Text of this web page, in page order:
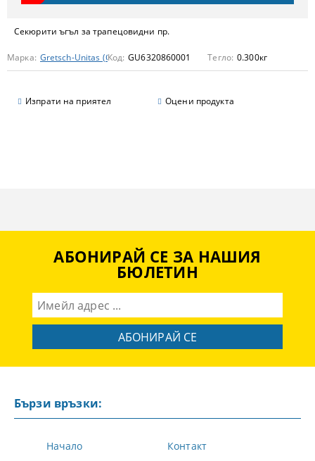
Секюрити ъгъл за трапецовидни пр.
Марка: Gretsch-Unitas (GU)
Код: GU6320860001 Тегло: 0.300кг
Изпрати на приятел Оцени продукта
АБОНИРАЙ СЕ ЗА НАШИЯ
БЮЛЕТИН
Бързи връзки:
Начало
Контакт